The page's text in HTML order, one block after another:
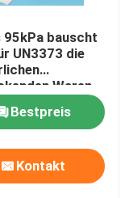
95kPa bauscht
UN3373 die
Waren,
Taschen
95kPa
Bestpreis
Kontakt